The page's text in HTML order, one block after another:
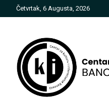
to
Četvrtak, 6 Augusta, 2026